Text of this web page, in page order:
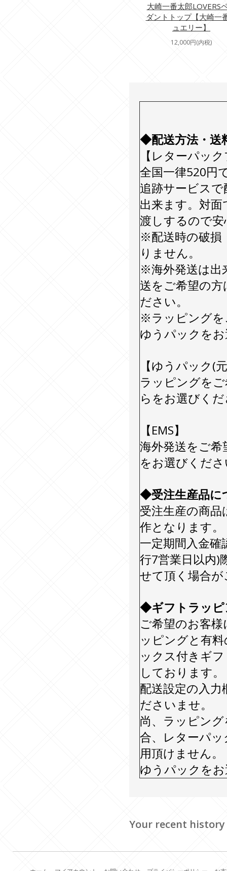
大崎一番太郎LOVERS
ダントトップ【大崎一
ュエリー】
12,000円(内税)
◆配送方法・送
【レターパッ
全国一律520円
追跡サービス
出来ます。対
渡しするので
※配送時の破損
りません。
※海外発送は出
送をご希望の方
ださい。
※ラッピングを
ゆうパックを
【ゆうパック(
ラッピングを
らをお選びく
【EMS】
海外発送をご
をお選びくだ
◆受注生産品に
受注生産の商
作となります。
一定期間入金
行7営業日以内)
せて頂く場合
◆ギフトラッピ
ご希望のお客
ッピングと有
ックス付きギ
しております。
配送設定の入
ださいませ。
尚、ラッピン
合、レターパ
用頂けません。
ゆうパックを
Your recent history